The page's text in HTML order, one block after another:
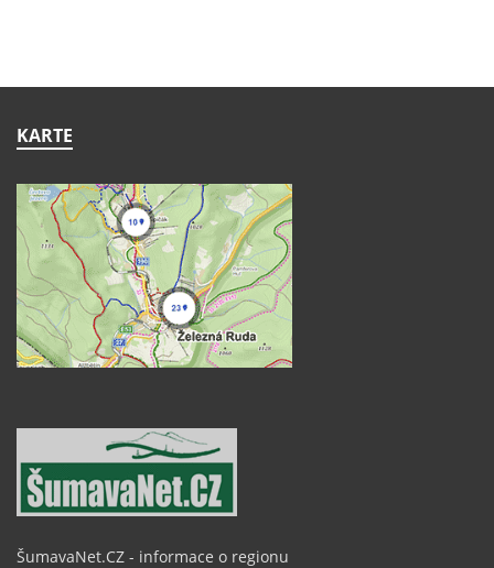
KARTE
ŠumavaNet.CZ - informace o regionu